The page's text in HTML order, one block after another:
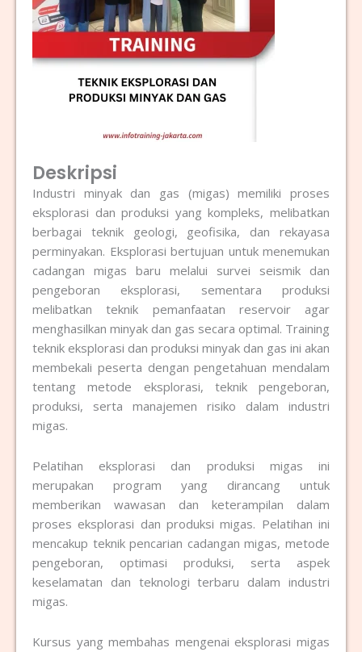
Deskripsi
Industri minyak dan gas (migas) memiliki proses
eksplorasi dan produksi yang kompleks, melibatkan
berbagai teknik geologi, geofisika, dan rekayasa
perminyakan. Eksplorasi bertujuan untuk menemukan
cadangan migas baru melalui survei seismik dan
pengeboran eksplorasi, sementara produksi
melibatkan teknik pemanfaatan reservoir agar
menghasilkan minyak dan gas secara optimal. Training
teknik eksplorasi dan produksi minyak dan gas ini akan
membekali peserta dengan pengetahuan mendalam
tentang metode eksplorasi, teknik pengeboran,
produksi, serta manajemen risiko dalam industri
migas.
Pelatihan eksplorasi dan produksi migas ini
merupakan program yang dirancang untuk
memberikan wawasan dan keterampilan dalam
proses eksplorasi dan produksi migas. Pelatihan ini
mencakup teknik pencarian cadangan migas, metode
pengeboran, optimasi produksi, serta aspek
keselamatan dan teknologi terbaru dalam industri
migas.
Kursus yang membahas mengenai eksplorasi migas